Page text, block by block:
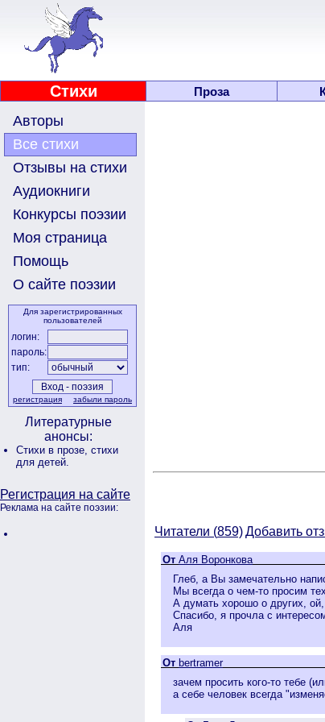
Стихи Проза
Авторы
Все стихи
Отзывы на стихи
Аудиокниги
Конкурсы поэзии
Моя страница
Помощь
О сайте поэзии
Для зарегистрированных
пользователей
логин:
пароль:
тип:
регистрация забыли пароль
Литературные
анонсы:
Стихи в прозе, стихи
для детей.
Регистрация на сайте
Реклама на сайте поэзии:
Читатели (859)Добавить
От Аля Воронкова
Глеб, а Вы замечательно
Мы всегда о чем-то просим
А думать хорошо о других, ой,
Спасибо, я прочла с
Аля
От bertramer
зачем просить кого-то тебе
а себе человек всегда